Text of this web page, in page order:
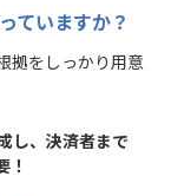
ていますか？
拠をしっかり用意
し、決済者まで
！